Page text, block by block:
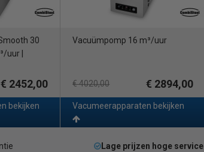
30
uur |
€ 2452,00
bekijken
Vacuümpomp 16 m³/uur
€ 4020,00 € 2894,00
Vacumeerapparaten bekijken
Lage prijzen hoge service